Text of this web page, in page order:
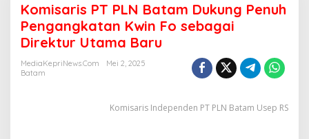
m
i
s
a
r
Komisaris PT PLN Batam Dukung Penuh
Pengangkatan Kwin Fo sebagai
Direktur Utama Baru
MediaKepriNews.com
Mei 2, 2025
Batam
Komisaris Independen PT PLN Batam Usep RS